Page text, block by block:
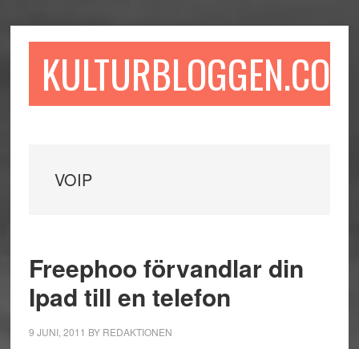
till
till
sidofältet
till
KULTURBLOGGEN.COM
VOIP
Freephoo förvandlar din
Ipad till en telefon
9 JUNI, 2011 BY REDAKTIONEN